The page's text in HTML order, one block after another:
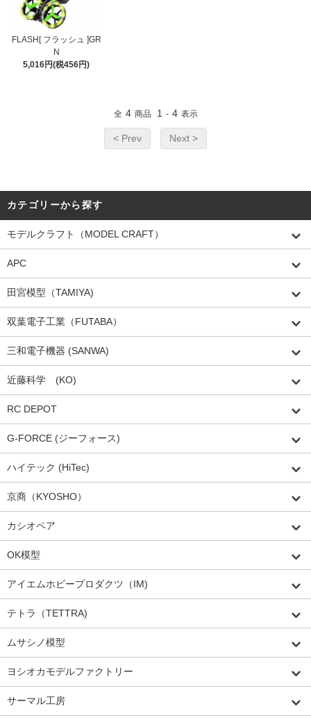
FLASH[ フラッシュ ]GR
N
5,016円(税456円)
全 4 商品 1 - 4 表示
< Prev Next >
カテゴリーから探す
モデルクラフト（MODEL CRAFT）
APC
田宮模型（TAMIYA)
双葉電子工業（FUTABA）
三和電子機器 (SANWA)
近藤科学 (KO)
RC DEPOT
G-FORCE (ジーフォース)
ハイテック (HiTec)
京商（KYOSHO）
カシオペア
OK模型
アイエムホビープロダクツ（IM)
テトラ（TETTRA)
ムサシノ模型
ヨシオカモデルファクトリー
サーマル工房